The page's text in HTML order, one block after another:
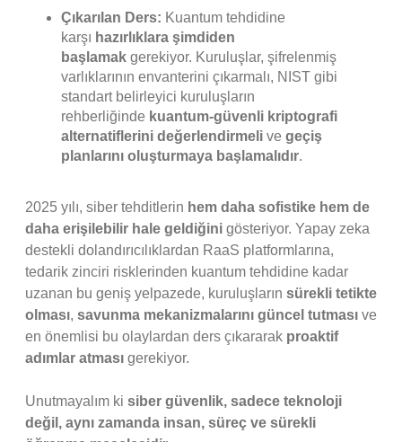
Çıkarılan Ders: Kuantum tehdidine
karşı hazırlıklara şimdiden
başlamak gerekiyor. Kuruluşlar, şifrelenmiş
varlıklarının envanterini çıkarmalı, NIST gibi
standart belirleyici kuruluşların
rehberliğinde kuantum-güvenli kriptografi
alternatiflerini değerlendirmeli ve geçiş
planlarını oluşturmaya başlamalıdır.
2025 yılı, siber tehditlerin hem daha sofistike hem de
daha erişilebilir hale geldiğini gösteriyor. Yapay zeka
destekli dolandırıcılıklardan RaaS platformlarına,
tedarik zinciri risklerinden kuantum tehdidine kadar
uzanan bu geniş yelpazede, kuruluşların sürekli tetikte
olması, savunma mekanizmalarını güncel tutması ve
en önemlisi bu olaylardan ders çıkararak proaktif
adımlar atması gerekiyor.
Unutmayalım ki siber güvenlik, sadece teknoloji
değil, aynı zamanda insan, süreç ve sürekli